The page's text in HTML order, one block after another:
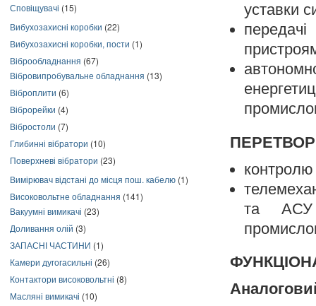
Сповіщувачі (15)
Вибухозахисні коробки (22)
Вибухозахисні коробки, пости (1)
Віброобладнання (67)
Вібровипробувальне обладнання (13)
Віброплити (6)
Віброрейки (4)
Вібростоли (7)
Глибинні вібратори (10)
Поверхневі вібратори (23)
Вимірювач відстані до місця пош. кабелю (1)
Високовольтне обладнання (141)
Вакуумні вимикачі (23)
Доливання олій (3)
ЗАПАСНІ ЧАСТИНИ (1)
Камери дугогасильні (26)
Контактори високовольтні (8)
Масляні вимикачі (10)
уставки
контролю
та АСУ